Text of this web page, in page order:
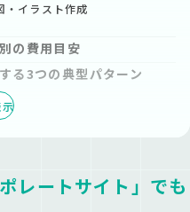
イラスト作成
の費用目安
る3つの典型パターン
加費用が膨らむ
しておらず想定外の出費に
社に同条件で出す
出してもらう
示
レートサイト」でも